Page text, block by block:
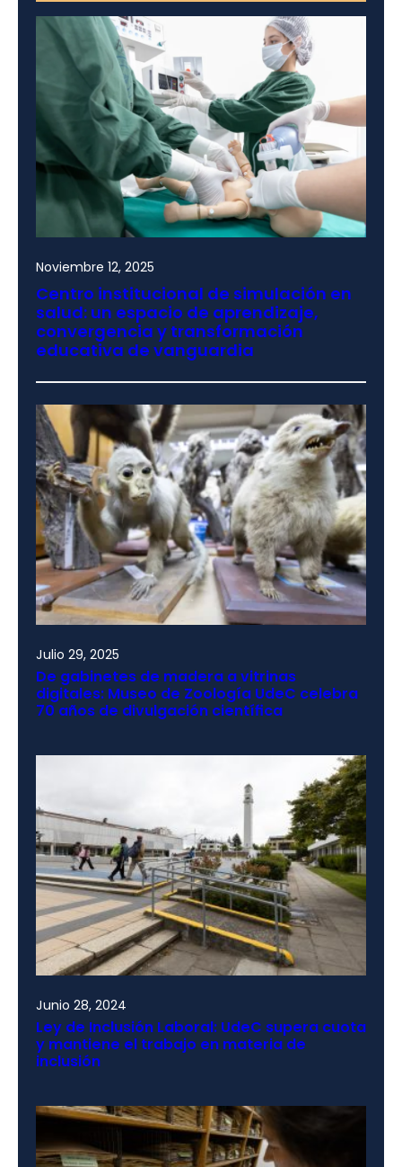
Noviembre 12, 2025
Centro institucional de simulación en
salud: un espacio de aprendizaje,
convergencia y transformación
educativa de vanguardia
Julio 29, 2025
De gabinetes de madera a vitrinas
digitales: Museo de Zoología UdeC celebra
70 años de divulgación científica
Junio 28, 2024
Ley de Inclusión Laboral: UdeC supera cuota
y mantiene el trabajo en materia de
inclusión